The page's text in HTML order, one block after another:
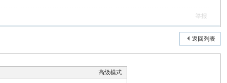
举报
返回列表
高级模式